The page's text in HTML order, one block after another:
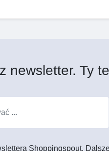
newsletter. Ty
Shoppingspout.